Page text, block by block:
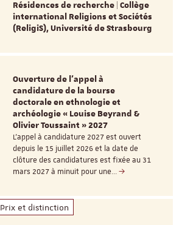
Résidences de recherche | Collège
international Religions et Sociétés
(ReligiS), Université de Strasbourg
Ouverture de l'appel à
candidature de la bourse
doctorale en ethnologie et
archéologie « Louise Beyrand &
Olivier Toussaint » 2027
L’appel à candidature 2027 est ouvert
depuis le 15 juillet 2026 et la date de
clôture des candidatures est fixée au 31
mars 2027 à minuit pour une…
Prix et distinction